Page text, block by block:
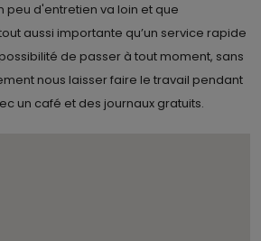
peu d'entretien va loin et que
aussi importante qu’un service rapide
de passer à tout moment, sans
nous laisser faire le travail pendant
un café et des journaux gratuits.